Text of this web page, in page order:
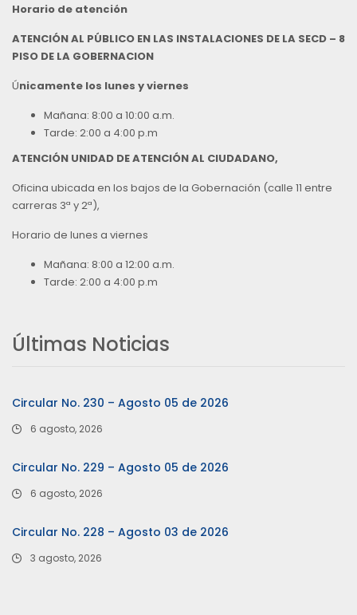
Horario de atención
ATENCIÓN AL PÚBLICO EN LAS INSTALACIONES DE LA SECD – 8
PISO DE LA GOBERNACION
Únicamente los lunes y viernes
Mañana: 8:00 a 10:00 a.m.
Tarde: 2:00 a 4:00 p.m
ATENCIÓN UNIDAD DE ATENCIÓN AL CIUDADANO,
Oficina ubicada en los bajos de la Gobernación (calle 11 entre
carreras 3ª y 2ª),
Horario de lunes a viernes
Mañana: 8:00 a 12:00 a.m.
Tarde: 2:00 a 4:00 p.m
Últimas Noticias
Circular No. 230 – Agosto 05 de 2026
6 agosto, 2026
Circular No. 229 – Agosto 05 de 2026
6 agosto, 2026
Circular No. 228 – Agosto 03 de 2026
3 agosto, 2026